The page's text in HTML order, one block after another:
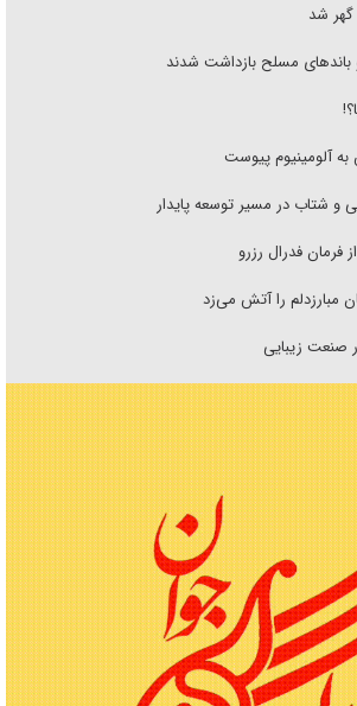
گهر شد
آلومینیوم پیوست
و شتاب در مسیر توسعه پایدار
فرمان فدرال رزرو
مبارزدلم را آتش می‌زد
صنعت زیبایی